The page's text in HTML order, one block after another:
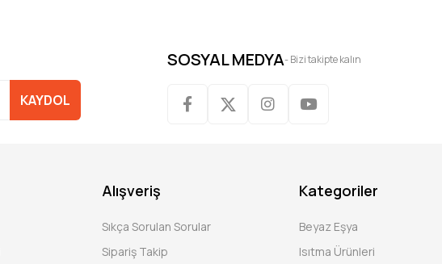
KAYDOL
SOSYAL MEDYA- Bizi takipte kalın
Alışveriş
Sıkça Sorulan Sorular
Sipariş Takip
Kategoriler
Beyaz Eşya
Isıtma Ürünleri